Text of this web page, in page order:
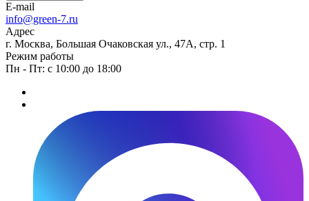
E-mail
info@green-7.ru
Адрес
г. Москва, Большая Очаковская ул., 47А, стр. 1
Режим работы
Пн - Пт: с 10:00 до 18:00